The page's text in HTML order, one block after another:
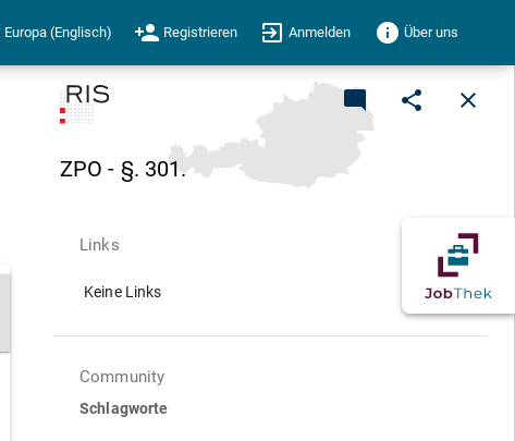
Europa (Englisch) person_add Registrieren exit_to_app Anmelden info Über uns
mode_comment share close
ZPO - §. 301.
Links
Keine Links
Community
Schlagworte